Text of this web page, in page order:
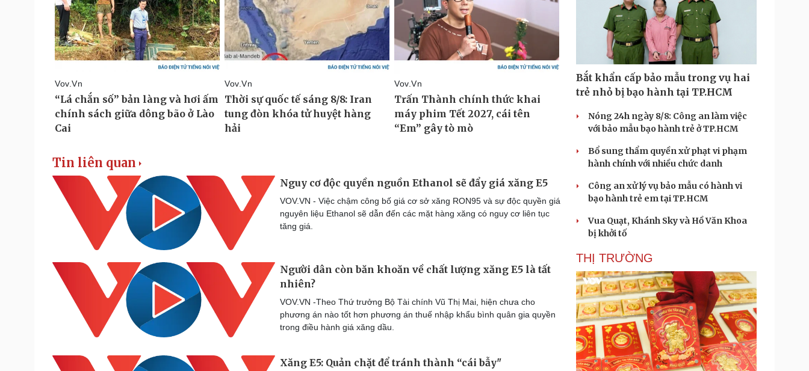
Tin liên quan
Nguy cơ độc quyền nguồn Ethanol sẽ đẩy giá xăng E5
VOV.VN - Việc chậm công bố giá cơ sở xăng RON95 và sự độc quyền giá
nguyên liệu Ethanol sẽ dẫn đến các mặt hàng xăng có nguy cơ liên tục
tăng giá.
Người dân còn băn khoăn về chất lượng xăng E5 là tất
nhiên?
VOV.VN -Theo Thứ trưởng Bộ Tài chính Vũ Thị Mai, hiện chưa cho
phương án nào tốt hơn phương án thuế nhập khẩu bình quân gia quyền
trong điều hành giá xăng dầu.
Xăng E5: Quản chặt để tránh thành “cái bẫy"
Bắt khẩn cấp bảo mẫu trong vụ hai
trẻ nhỏ bị bạo hành tại TP.HCM
Nóng 24h ngày 8/8: Công an làm việc
với bảo mẫu bạo hành trẻ ở TP.HCM
Bổ sung thẩm quyền xử phạt vi phạm
hành chính với nhiều chức danh
Công an xử lý vụ bảo mẫu có hành vi
bạo hành trẻ em tại TP.HCM
Vua Quạt, Khánh Sky và Hồ Văn Khoa
bị khởi tố
THỊ TRƯỜNG